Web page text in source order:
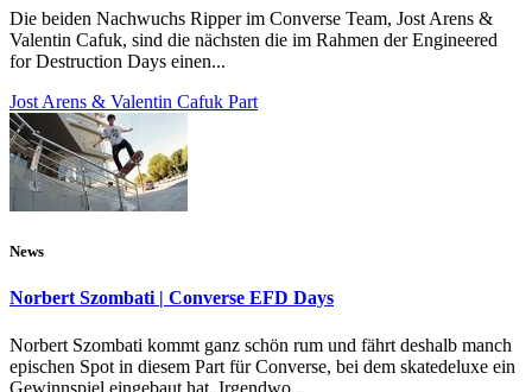
Die beiden Nachwuchs Ripper im Converse Team, Jost Arens &
Valentin Cafuk, sind die nächsten die im Rahmen der Engineered
for Destruction Days einen...
Jost Arens & Valentin Cafuk Part
News
Norbert Szombati | Converse EFD Days
Norbert Szombati kommt ganz schön rum und fährt deshalb manch
epischen Spot in diesem Part für Converse, bei dem skatedeluxe ein
Gewinnspiel eingebaut hat. Irgendwo...